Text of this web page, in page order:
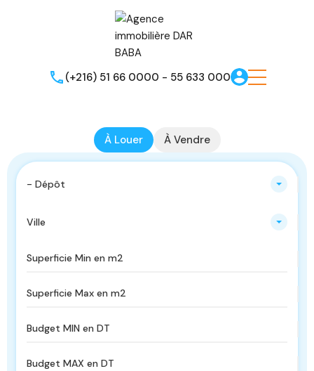
(+216) 51 66 0000 - 55 633 000
À Louer À Vendre
- Dépôt
Ville